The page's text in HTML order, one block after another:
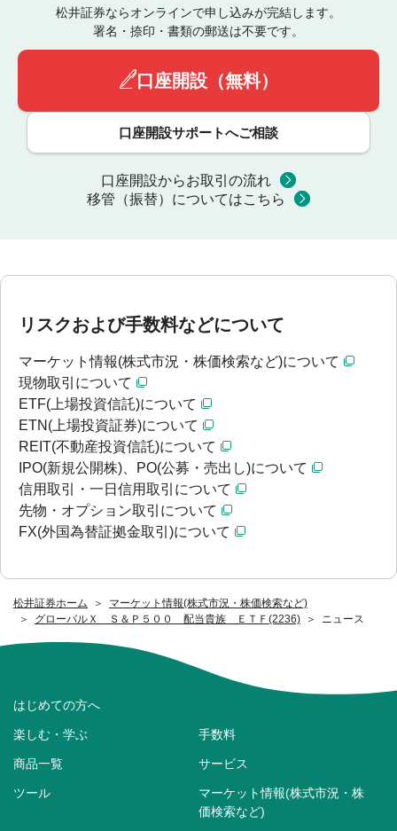
松井証券ホーム
マーケット情報(株式市況・株価検索など)
グローバルＸ Ｓ＆Ｐ５００ 配当貴族 ＥＴＦ(2236)
ニュース
松井証券ならオンラインで申し込みが完結します。
署名・捺印・書類の郵送は不要です。
口座開設（無料）
口座開設サポートへご相談
口座開設からお取引の流れ
移管（振替）についてはこちら
リスクおよび手数料などについて
マーケット情報(株式市況・株価検索など)について
現物取引について
ETF(上場投資信託)について
ETN(上場投資証券)について
REIT(不動産投資信託)について
IPO(新規公開株)、PO(公募・売出し)について
信用取引・一日信用取引について
先物・オプション取引について
FX(外国為替証拠金取引)について
はじめての方へ
楽しむ・学ぶ 手数料
商品一覧 サービス
ツール
マーケット情報(株式市況・株
価検索など)